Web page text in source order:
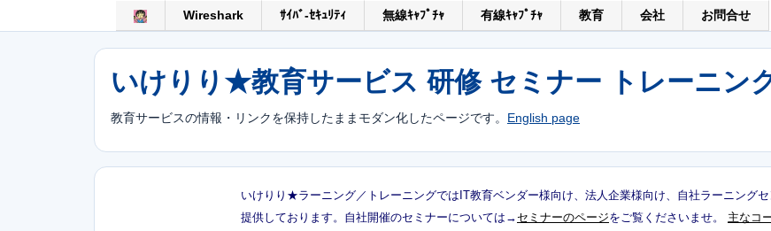
Wireshark ｻｲﾊﾞ-ｾｷｭﾘﾃｨ 無線ｷｬﾌﾟﾁｬ 有線ｷｬﾌﾟﾁｬ 教育 会社 お問合せ
いけりり★教育サービス 研修 セミナー トレーニン
教育サービスの情報・リンクを保持したままモダン化したページです。 English page
いけりり★ラーニング／トレーニングではIT教育ベンダー様向け、法人企業様向け、自社ラーニング
提供しております。自社開催のセミナーについては→ セミナーのページをご覧くださいませ。 主なコ